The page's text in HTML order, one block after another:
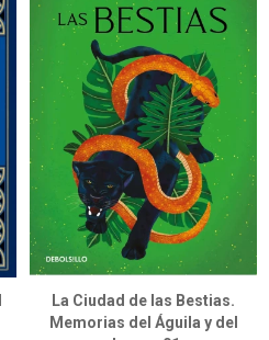
La Ciudad de las Bestias.
Memorias del Águila y del